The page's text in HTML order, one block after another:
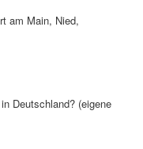
am Main, Nied,
Deutschland? (eigene